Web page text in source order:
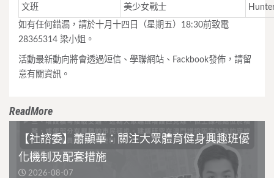
文班 美少女戰士
如有任何錯漏，請於十月十四日（星期五）18:30前致電
28365314 梁小姐。
活動最新動向將會透過短信、學聯網站、Fackbook發佈，請留
意有關資訊。
ReadMore
【社諮委】蕭顯華：關注大眾體育健身興趣班優
化機制及配套措施
2026-08-07